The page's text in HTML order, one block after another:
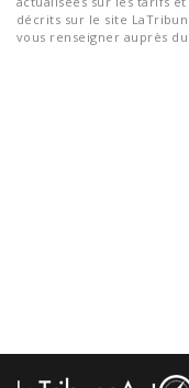
décrits sur le site
vous renseigner auprès